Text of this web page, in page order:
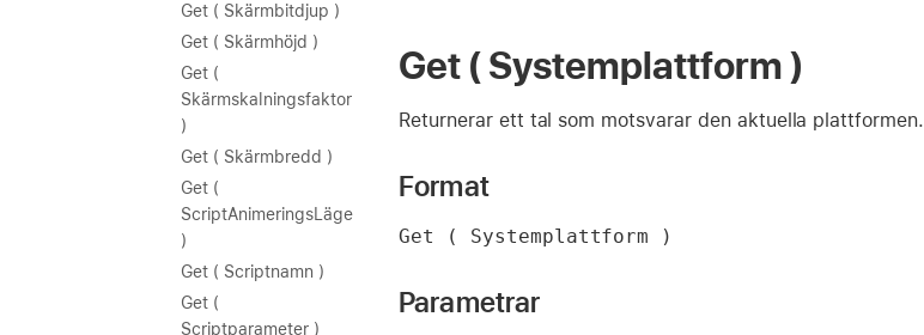
Get ( Skärmbitdjup )
Get ( Skärmhöjd )
Get (
Skärmskalningsfaktor
)
Get ( Skärmbredd )
Get (
ScriptAnimeringsLäge
)
Get ( Scriptnamn )
Get (
Scriptparameter )
Get ( Systemplattform )
Returnerar ett tal som motsvarar den aktuella plattformen.
Format
Get ( Systemplattform )
Parametrar